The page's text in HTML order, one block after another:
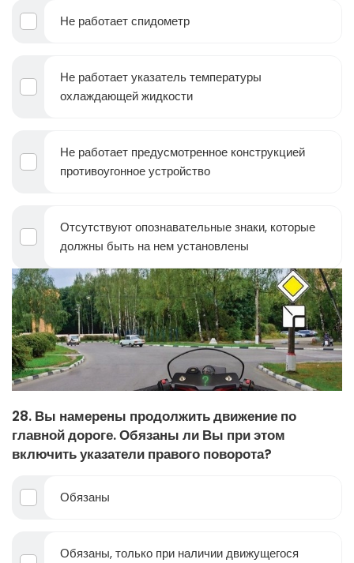
Не работает спидометр
Не работает указатель температуры
охлаждающей жидкости
Не работает предусмотренное конструкцией
противоугонное устройство
Отсутствуют опознавательные знаки, которые
должны быть на нем установлены
28. Вы намерены продолжить движение по
главной дороге. Обязаны ли Вы при этом
включить указатели правого поворота?
Обязаны
Обязаны, только при наличии движущегося